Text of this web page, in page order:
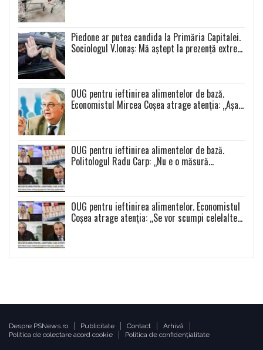
Piedone ar putea candida la Primăria Capitalei.
Sociologul V.Ionaș: Mă aștept la prezență extrem
OUG pentru ieftinirea alimentelor de bază.
Economistul Mircea Coșea atrage atenția: „Așa
OUG pentru ieftinirea alimentelor de bază.
Politologul Radu Carp: „Nu e o măsură
OUG pentru ieftinirea alimentelor. Economistul
Coșea atrage atenția: ,,Se vor scumpi celelalte
Despre PSNews.ro Publicitate Contact
Arhivă
Politica de colectare acord cookie
Politica de confidențialitate